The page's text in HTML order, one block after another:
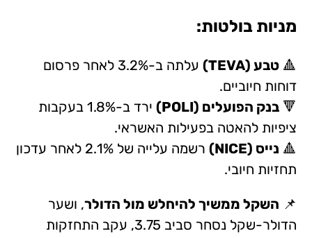
מניות בולטות:
🔺טבע (TEVA)
עלתה ב-3.2% לאחר פרסום
דוחות חיוביים.
🔻בנק הפועלים (POLI)
ירד ב-1.8% בעקבות
ציפיות להאטה בפעילות האשראי.
🔺 נייס (NICE)
רשמה עלייה של 2.1% לאחר עדכון
תחזיות חיובי.
📌 השקל ממשיך להיחלש מול הדולר, ושער
הדולר-שקל נסחר סביב 3.75, עקב התחזקות